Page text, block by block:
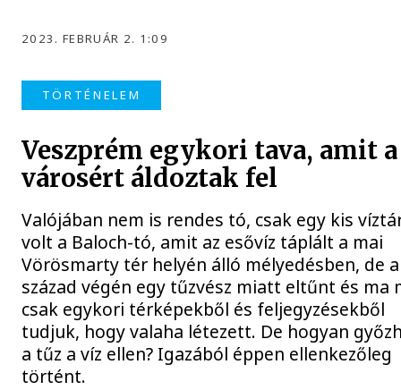
2023. FEBRUÁR 2. 1:09
TÖRTÉNELEM
Veszprém egykori tava, amit a
városért áldoztak fel
Valójában nem is rendes tó, csak egy kis
volt a Baloch-tó, amit az esővíz táplált a mai
Vörösmarty tér helyén álló mélyedésben, de
század végén egy tűzvész miatt eltűnt és ma
csak egykori térképekből és feljegyzésekből
tudjuk, hogy valaha létezett. De hogyan
a tűz a víz ellen? Igazából éppen ellenkezőleg
történt.